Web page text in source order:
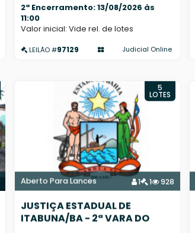
2ª Encerramento: 13/08/2026 às
11:00
Valor inicial: Vide rel. de lotes
LEILÃO #97129 Judicial Online
Aberto Para Lances 1 1 928
5
LOTES
JUSTIÇA ESTADUAL DE
ITABUNA/BA - 2ª VARA DO